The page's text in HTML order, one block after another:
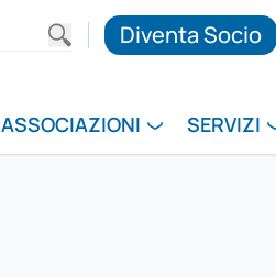
Diventa Socio
ASSOCIAZIONI SERVIZI